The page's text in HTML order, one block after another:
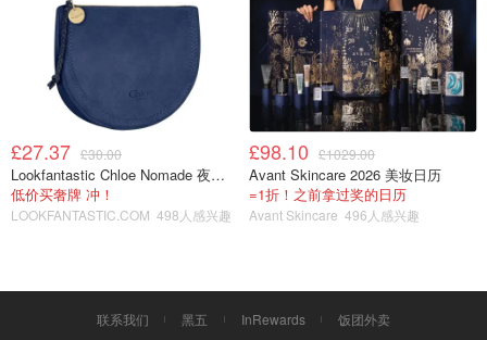
£27.37 £30.00
Lookfantastic Chloe Nomade 夜埃及小包
低价买奢牌 冲！
LOOKFANTASTIC.COM 498人感兴趣
£98.10 £1029.00
Avant Skincare 2026 美妆日历
=1折！之前拿过奖的日历
Avant Skincare 496人感兴趣
联系我们 黑五 InRewards
饭团外卖